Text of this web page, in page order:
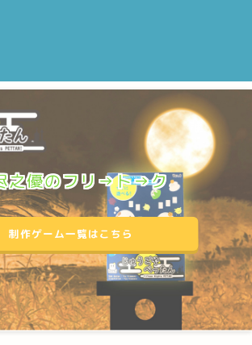
之優のフリ→ト→ク
制作ゲーム一覧はこちら